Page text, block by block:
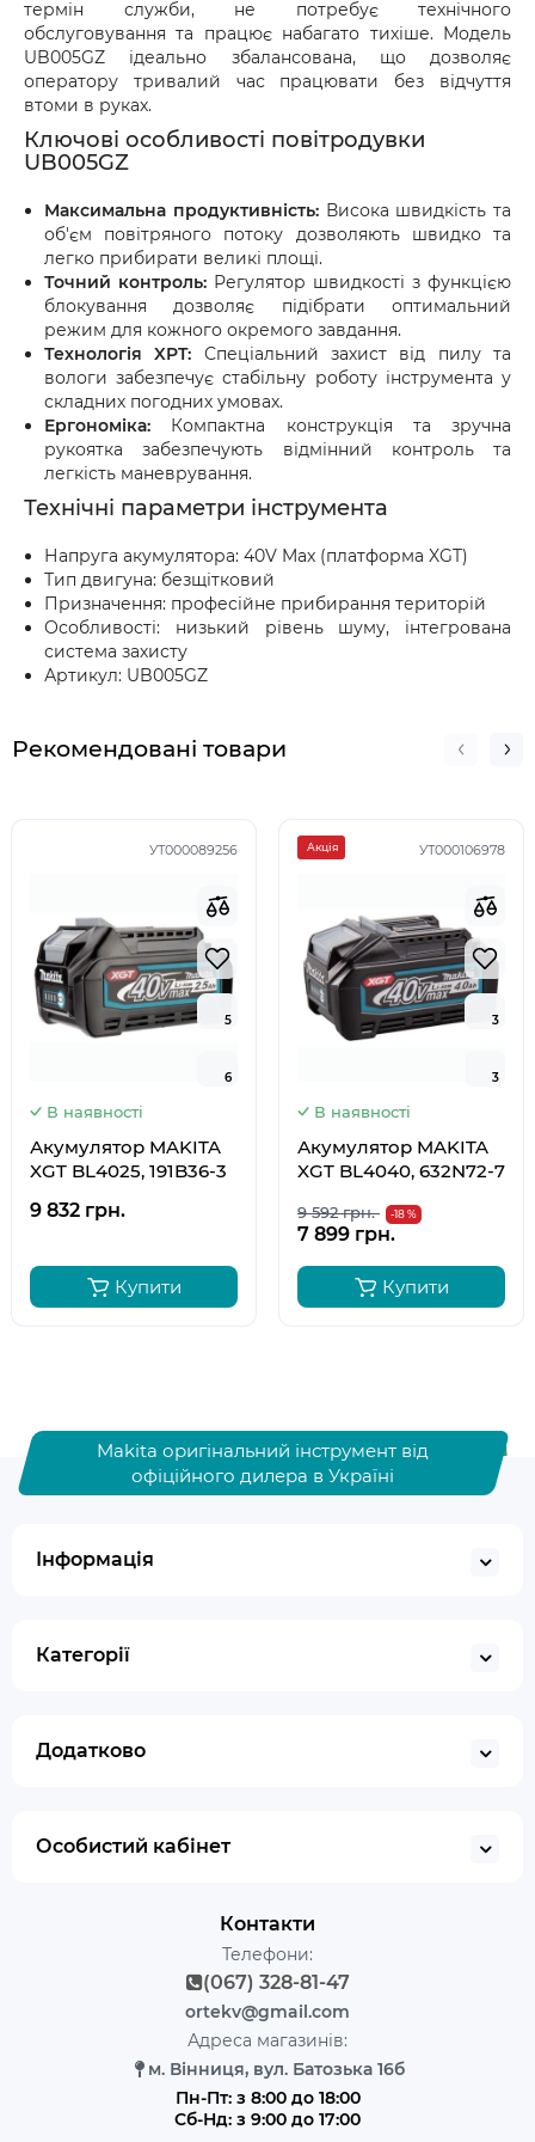
термін служби, не потребує технічного
обслуговування та працює набагато тихіше. Модель
UB005GZ ідеально збалансована, що дозволяє
оператору тривалий час працювати без відчуття
втоми в руках.
Ключові особливості повітродувки
UB005GZ
Максимальна продуктивність:Висока швидкість та
об'єм повітряного потоку дозволяють швидко та
легко прибирати великі площі.
Точний контроль: Регулятор швидкості з функцією
блокування дозволяє підібрати оптимальний
режим для кожного окремого завдання.
Технологія XPT: Спеціальний захист від пилу та
вологи забезпечує стабільну роботу інструмента у
складних погодних умовах.
Ергономіка: Компактна конструкція та зручна
рукоятка забезпечують відмінний контроль та
легкість маневрування.
Технічні параметри інструмента
Напруга акумулятора: 40V Max (платформа XGT)
Тип двигуна: безщітковий
Призначення: професійне прибирання територій
Особливості: низький рівень шуму, інтегрована
система захисту
Артикул: UB005GZ
Рекомендовані товари
УТ000089256
5
6
5
6
В наявності
Акумулятор MAKITA
XGT BL4025, 191B36-3
9 832 грн.
Купити
УТ000106978
Акція
3
3
3
3
В наявності
Акумулятор MAKITA
XGT BL4040, 632N72-7
9 592 грн. -18 %
7 899 грн.
Купити
Makita оригінальний інструмент від
офіційного дилера в Україні
Інформація
Категорії
Додатково
Особистий кабінет
Контакти
Телефони:
(067) 328-81-47
ortekv@gmail.com
Адреса магазинів:
м. Вінниця, вул. Батозька 16б
Пн-Пт: з 8:00 до 18:00
Сб-Нд: з 9:00 до 17:00